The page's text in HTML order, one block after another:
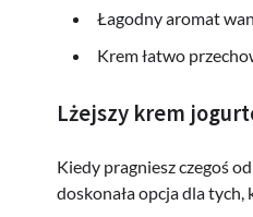
Łagodny aromat
Krem łatwo
Lżejszy krem
Kiedy pragniesz czegoś
doskonała opcja dla tych,